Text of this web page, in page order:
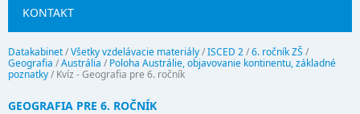
KONTAKT
Datakabinet/Všetky vzdelávacie materiály/ISCED 2/6. ročník ZŠ /
Geografia /Austrália / Poloha Austrálie, objavovanie kontinentu, základné
poznatky/ Kvíz - Geografia pre 6. ročník
GEOGRAFIA PRE 6. ROČNÍK